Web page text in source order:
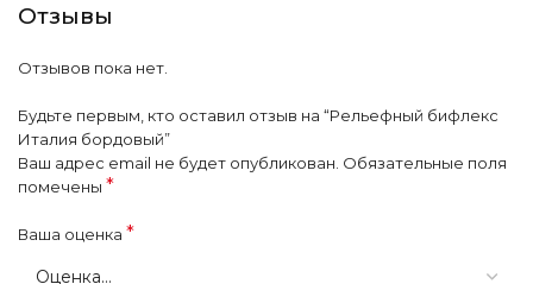
Отзывы
Отзывов пока нет.
Будьте первым, кто оставил отзыв на “Рельефный бифлекс
Италия бордовый”
Ваш адрес email не будет опубликован. Обязательные поля
помечены *
Ваша оценка *